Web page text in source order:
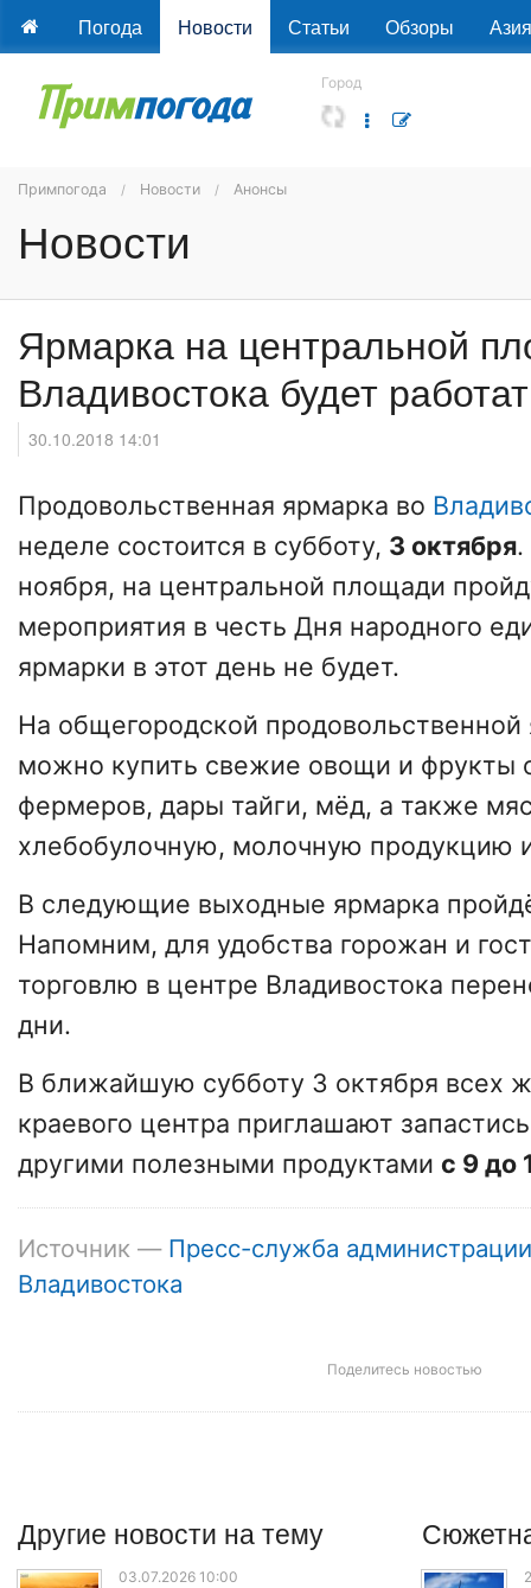
Погода Новости Статьи Обзоры Азия
Город
Примпогода Новости Анонсы
Новости
Ярмарка на центральной
Владивостока будет
30.10.2018 14:01
Продовольственная ярмарка во
неделе состоится в субботу, 3 октября.
ноября, на центральной площади
мероприятия в честь Дня народного
ярмарки в этот день не будет.
На общегородской продовольственной
можно купить свежие овощи и фрукты
фермеров, дары тайги, мёд, а также
хлебобулочную, молочную продукцию
В следующие выходные ярмарка
Напомним, для удобства горожан и
торговлю в центре Владивостока
дни.
В ближайшую субботу 3 октября всех
краевого центра приглашают
другими полезными продуктами с 9 до
Источник — Пресс-служба администрации
Владивостока
Поделитесь новостью
Другие новости на тему
03.07.2026 10:00